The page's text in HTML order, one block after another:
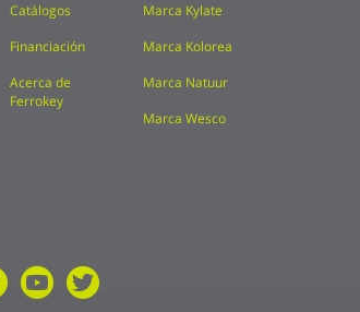
Catálogos
Financiación
Acerca de
Ferrokey
Marca Kylate
Marca Kolorea
Marca Natuur
Marca Wesco